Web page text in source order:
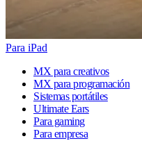
Para iPad
MX para creativos
MX para programación
Sistemas portátiles
Ultimate Ears
Para gaming
Para empresa